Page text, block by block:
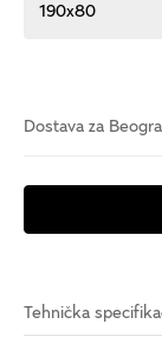
190x80
Dostava za
Tehnička